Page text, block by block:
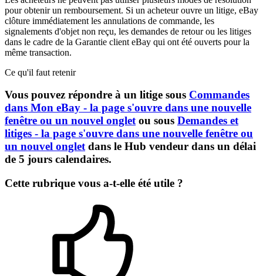
pour obtenir un remboursement. Si un acheteur ouvre un litige, eBay
clôture immédiatement les annulations de commande, les
signalements d'objet non reçu, les demandes de retour ou les litiges
dans le cadre de la Garantie client eBay qui ont été ouverts pour la
même transaction.
Ce qu'il faut retenir
Vous pouvez répondre à un litige sous Commandes
dans Mon eBay - la page s'ouvre dans une nouvelle
fenêtre ou un nouvel ongletou sous Demandes et
litiges - la page s'ouvre dans une nouvelle fenêtre ou
un nouvel ongletdans le Hub vendeur dans un délai
de 5 jours calendaires.
Cette rubrique vous a-t-elle été utile ?